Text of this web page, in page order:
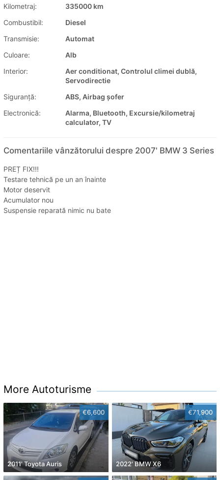
Kilometraj:
335000 km
Combustibil:
Diesel
Transmisie:
Automat
Culoare:
Alb
Interior:
Aer conditionat, Controlul climei dublă,
Servodirectie
Siguranţă:
ABS, Airbag șofer
Electronică:
Alarma, Bluetooth, Excursie/kilometraj
calculator, TV
Comentariile vânzătorului despre 2007' BMW 3 Series
PREȚ FIX!!!
Testare tehnică pe un an înainte
Motor deservit
Acumulator nou
Suspensie reparată nimic nu bate
More Autoturisme
€6,600
2011' Toyota Auris
€71,900
2022' BMW X6